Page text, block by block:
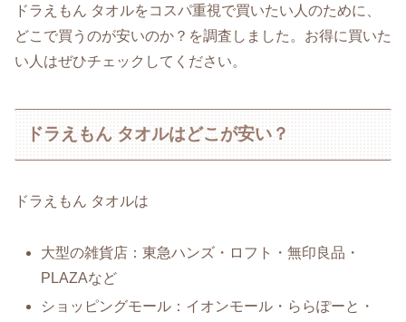
ドラえもん タオルをコスパ重視で買いたい人のために、
どこで買うのが安いのか？を調査しました。お得に買いた
い人はぜひチェックしてください。
ドラえもん タオルはどこが安い？
ドラえもん タオルは
大型の雑貨店：東急ハンズ・ロフト・無印良品・
PLAZAなど
ショッピングモール：イオンモール・ららぽーと・